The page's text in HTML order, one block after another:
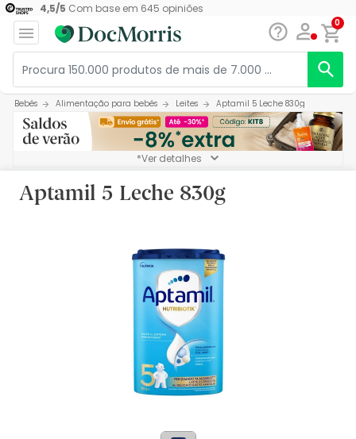
4,5/5 Com base em 645 opiniões
0
Bebés Alimentação para bebés Leites Aptamil 5 Leche 830g
*Ver detalhes
Aptamil 5 Leche 830g